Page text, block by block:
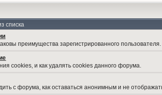
списка
преимущества зарегистрированного пользователя.
cookies, и как удалять cookies данного форума.
с форума, как оставаться анонимным и не